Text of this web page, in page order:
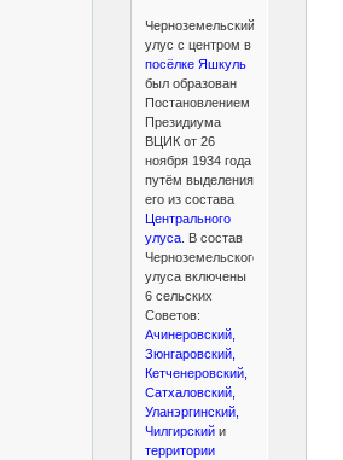
Черноземельский
улус с центром в
посёлке Яшкуль
был образован
Постановлением
Президиума
ВЦИК от 26
ноября 1934 года
путём выделения
его из состава
Центрального
улуса. В состав
Черноземельского
улуса включены
6 сельских
Советов:
Ачинеровский,
Зюнгаровский,
Кетченеровский,
Сатхаловский,
Уланэргинский,
Чилгирскийи
территории